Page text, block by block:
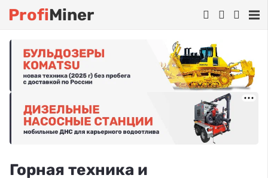
ProfiMiner
Горная техника и